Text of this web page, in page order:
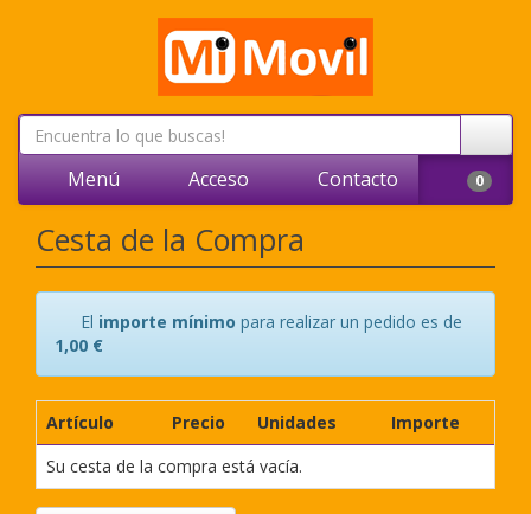
Menú Acceso Contacto 0
Cesta de la Compra
El importe mínimo para realizar un pedido es de
1,00 €
Artículo Precio Unidades
Importe
Su cesta de la compra está vacía.